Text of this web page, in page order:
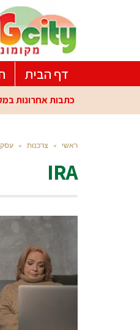
דף הבית
כתבות אחרונות
ראשי » צרכנות »
IRA